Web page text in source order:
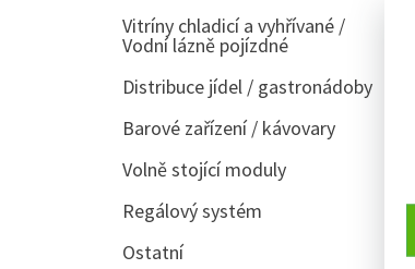
Vitríny chladicí a vyhřívané /
Vodní lázně pojízdné
Distribuce jídel / gastronádoby
Barové zařízení / kávovary
Volně stojící moduly
Regálový systém
Ostatní